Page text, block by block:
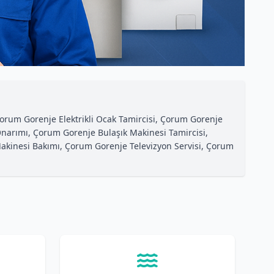
Gorenje Elektrikli Ocak Tamircisi, Çorum Gorenje
Çorum Gorenje Bulaşık Makinesi Tamircisi,
Bakımı, Çorum Gorenje Televizyon Servisi, Çorum